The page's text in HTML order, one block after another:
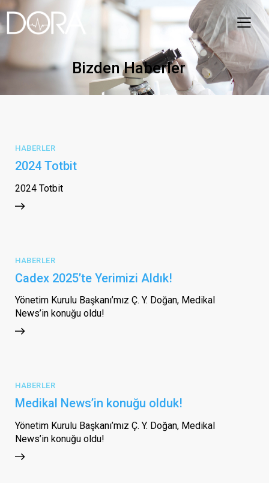
Bizden Haberler
HABERLER
2024 Totbit
2024 Totbit
HABERLER
Cadex 2025’te Yerimizi Aldık!
Yönetim Kurulu Başkanı’mız Ç. Y. Doğan, Medikal
News’in konuğu oldu!
HABERLER
Medikal News’in konuğu olduk!
Yönetim Kurulu Başkanı’mız Ç. Y. Doğan, Medikal
News’in konuğu oldu!